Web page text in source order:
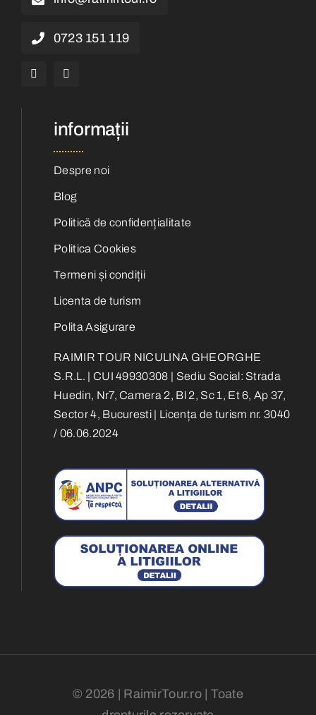
0723 151 119
informații
Despre noi
Blog
Politică de confidențialitate
Politica Cookies
Termeni și condiții
Licenta de turism
Polita Asigurare
RAIMIR TOUR NICULINA GHEORGHE
S.R.L. | CUI 49930308 | Sediu Social: Strada
Huedin, Nr7, Camera 2, Bl 2, Sc 1, Et 6, Ap 37,
Sector 4, Bucuresti | Licența de turism nr. 3040
/ 06.06.2024
© 2026 | RaimirTour.ro | Toate